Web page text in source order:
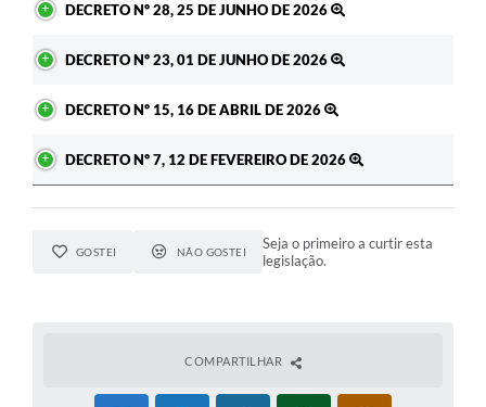
DECRETO Nº 28, 25 DE JUNHO DE 2026
DECRETO Nº 23, 01 DE JUNHO DE 2026
DECRETO Nº 15, 16 DE ABRIL DE 2026
DECRETO Nº 7, 12 DE FEVEREIRO DE 2026
GOSTEI NÃO GOSTEI
Seja o primeiro a curtir esta
legislação.
COMPARTILHAR